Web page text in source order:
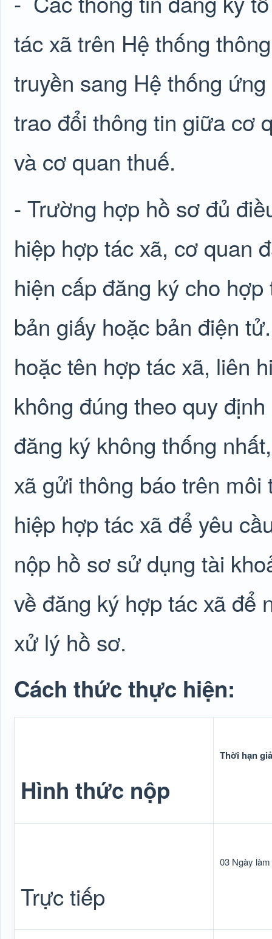
tác xã trên Hệ thống
truyền sang Hệ thống
trao đổi thông tin giữa cơ
và cơ quan thuế.
- Trường hợp hồ sơ đủ
hiệp hợp tác xã, cơ quan
hiện cấp đăng ký cho
bản giấy hoặc bản điện
hoặc tên hợp tác xã, liên
không đúng theo quy
đăng ký không thống
xã gửi thông báo trên
hiệp hợp tác xã để yêu
nộp hồ sơ sử dụng tài
về đăng ký hợp tác xã để
xử lý hồ sơ.
Cách thức thực hiện:
Hình thức nộp
Thời hạn
Trực tiếp
03 Ngày